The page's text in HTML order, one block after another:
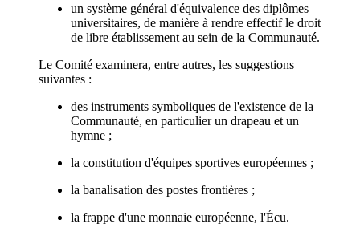
un système général d'équivalence des diplômes
universitaires, de manière à rendre effectif le droit
de libre établissement au sein de la Communauté.
Le Comité examinera, entre autres, les suggestions
suivantes :
des instruments symboliques de l'existence de la
Communauté, en particulier un drapeau et un
hymne ;
la constitution d'équipes sportives européennes ;
la banalisation des postes frontières ;
la frappe d'une monnaie européenne, l'Écu.